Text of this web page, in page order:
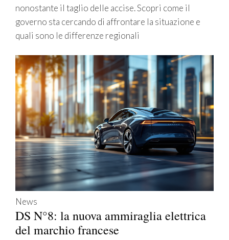
nonostante il taglio delle accise. Scopri come il
governo sta cercando di affrontare la situazione e
quali sono le differenze regionali
News
DS N°8: la nuova ammiraglia elettrica
del marchio francese